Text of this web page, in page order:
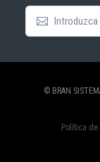
© BRAN
Política